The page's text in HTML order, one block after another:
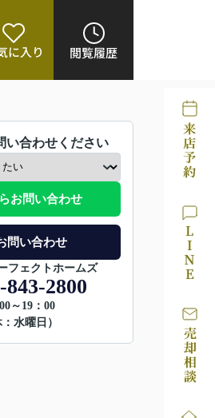
に入り 閲覧履歴
い合わせください
お問い合わせ
問い合わせ
フェクトホームズ
843-2800
～19：00
：水曜日）